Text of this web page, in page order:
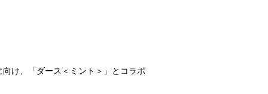
け、「ダース＜ミント＞」とコラボ